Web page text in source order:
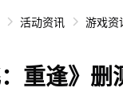
活动资讯 游戏资
：重逢》